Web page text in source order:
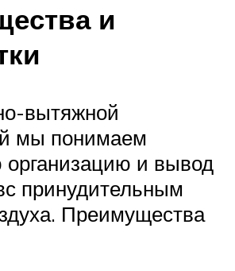
и
вытяжной
мы понимаем
и вывод
принудительным
Преимущества